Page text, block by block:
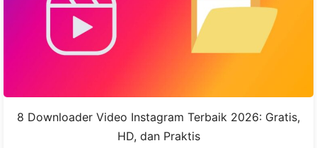
8 Downloader Video Instagram Terbaik 2026: Gratis,
HD, dan Praktis